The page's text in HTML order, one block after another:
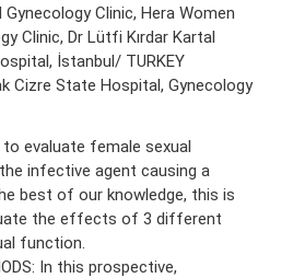
Clinic, Hera Women
Clinic, Dr Lütfi Kırdar Kartal
İstanbul/ TURKEY
Cizre State Hospital, Gynecology
to evaluate female sexual
infective agent causing a
best of our knowledge, this is
the effects of 3 different
function.
In this prospective,